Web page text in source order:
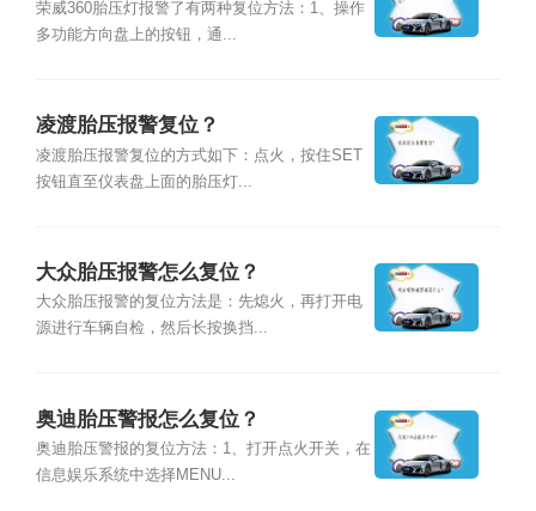
荣威360胎压灯报警了有两种复位方法：1、操作
多功能方向盘上的按钮，通...
凌渡胎压报警复位？
凌渡胎压报警复位的方式如下：点火，按住SET
按钮直至仪表盘上面的胎压灯...
大众胎压报警怎么复位？
大众胎压报警的复位方法是：先熄火，再打开电
源进行车辆自检，然后长按换挡...
奥迪胎压警报怎么复位？
奥迪胎压警报的复位方法：1、打开点火开关，在
信息娱乐系统中选择MENU...